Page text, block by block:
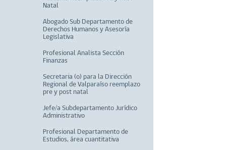
Natal
Abogado Sub Departamento de
Derechos Humanos y Asesoría
Legislativa
Profesional Analista Sección
Finanzas
Secretaria (o) para la Dirección
Regional de Valparaíso reemplazo
pre y post natal
Jefe/a Subdepartamento Jurídico
Administrativo
Profesional Departamento de
Estudios, área cuantitativa